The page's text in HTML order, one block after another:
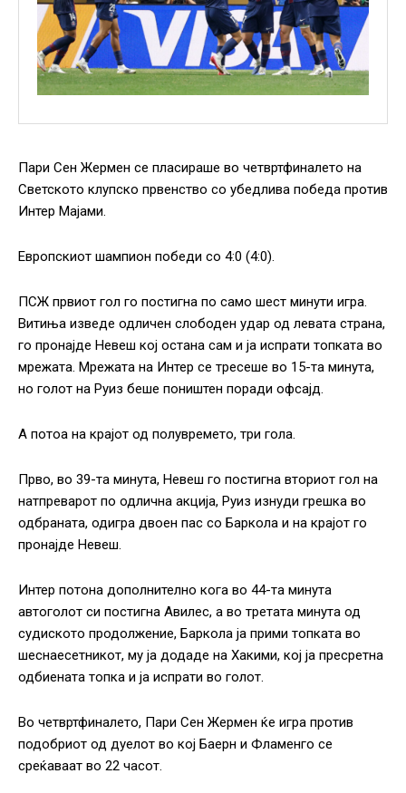
Пари Сен Жермен се пласираше во четвртфиналето на
Светското клупско првенство со убедлива победа против
Интер Мајами.
Европскиот шампион победи со 4:0 (4:0).
ПСЖ првиот гол го постигна по само шест минути игра.
Витиња изведе одличен слободен удар од левата страна,
го пронајде Невеш кој остана сам и ја испрати топката во
мрежата. Мрежата на Интер се тресеше во 15-та минута,
но голот на Руиз беше поништен поради офсајд.
А потоа на крајот од полувремето, три гола.
Прво, во 39-та минута, Невеш го постигна вториот гол на
натпреварот по одлична акција, Руиз изнуди грешка во
одбраната, одигра двоен пас со Баркола и на крајот го
пронајде Невеш.
Интер потона дополнително кога во 44-та минута
автоголот си постигна Авилес, а во третата минута од
судиското продолжение, Баркола ја прими топката во
шеснаесетникот, му ја додаде на Хакими, кој ја пресретна
одбиената топка и ја испрати во голот.
Во четвртфиналето, Пари Сен Жермен ќе игра против
подобриот од дуелот во кој Баерн и Фламенго се
среќаваат во 22 часот.